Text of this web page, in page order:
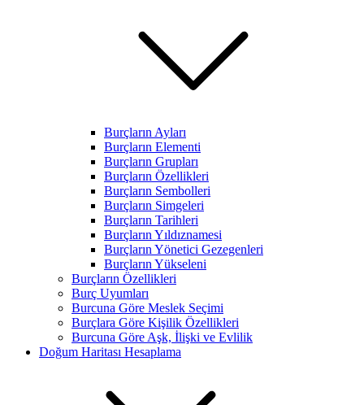
Burçların Ayları
Burçların Elementi
Burçların Grupları
Burçların Özellikleri
Burçların Sembolleri
Burçların Simgeleri
Burçların Tarihleri
Burçların Yıldıznamesi
Burçların Yönetici Gezegenleri
Burçların Yükseleni
Burçların Özellikleri
Burç Uyumları
Burcuna Göre Meslek Seçimi
Burçlara Göre Kişilik Özellikleri
Burcuna Göre Aşk, İlişki ve Evlilik
Doğum Haritası Hesaplama